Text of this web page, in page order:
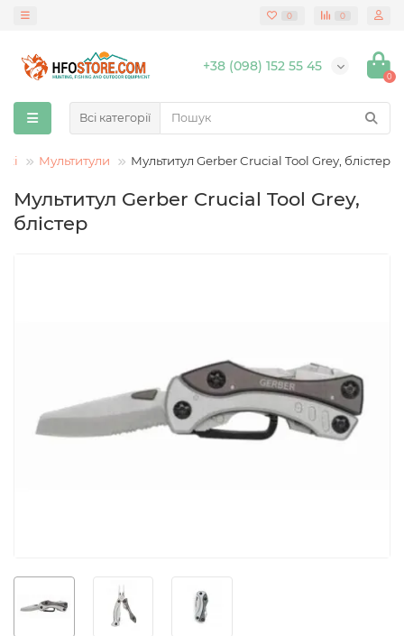
0 0
+38 (098) 152 55 45
0
Всі категорії
Мультитули Мультитул Gerber Crucial Tool Grey, блістер
Мультитул Gerber Crucial Tool Grey,
блістер